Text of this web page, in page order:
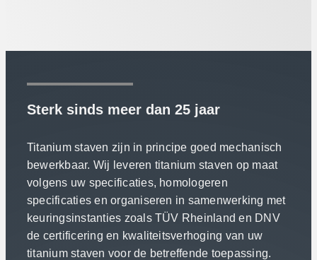
Sterk sinds meer dan 25 jaar
Titanium staven zijn in principe goed mechanisch
bewerkbaar. Wij leveren titanium staven op maat
volgens uw specificaties, homologeren
specificaties en organiseren in samenwerking met
keuringsinstanties zoals TÜV Rheinland en DNV
de certificering en kwaliteitsverhoging van uw
titanium staven voor de betreffende toepassing.